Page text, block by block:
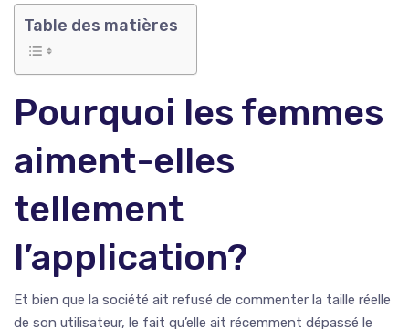
Table des matières
Pourquoi les femmes
aiment-elles
tellement
l’application?
Et bien que la société ait refusé de commenter la taille réelle
de son utilisateur, le fait qu’elle ait récemment dépassé le